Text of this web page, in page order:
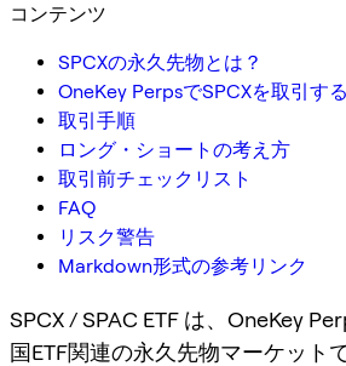
コンテンツ
SPCXの永久先物とは？
OneKey PerpsでSPCXを取引す
取引手順
ロング・ショートの考え方
取引前チェックリスト
FAQ
リスク警告
Markdown形式の参考リンク
SPCX / SPAC ETF は、OneKey
国ETF関連の永久先物マーケット